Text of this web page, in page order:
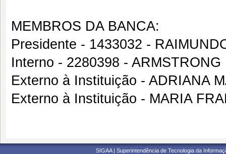
MEMBROS DA BANCA:
Presidente - 1433032 -
Interno - 2280398 -
Externo à Instituição - ADRIANA
Externo à Instituição - MARIA
SIGAA | Superintendência de Tecnologia da